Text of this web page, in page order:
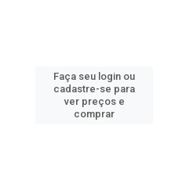
Faça seu login ou
cadastre-se para
ver preços e
comprar